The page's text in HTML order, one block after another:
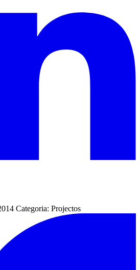
Categoria: Projectos